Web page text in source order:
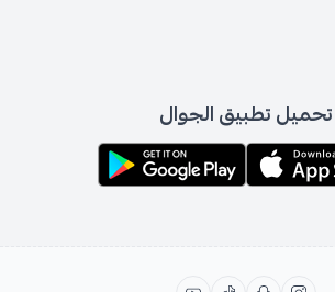
تحميل تطبيق الجوال